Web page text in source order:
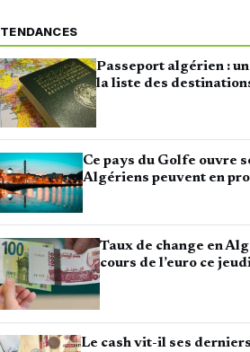
TENDANCES
Passeport algérien :
la liste des
Ce pays du Golfe ouvre
Algériens peuvent en
Taux de change en
cours de l’euro ce
Le cash vit-il ses